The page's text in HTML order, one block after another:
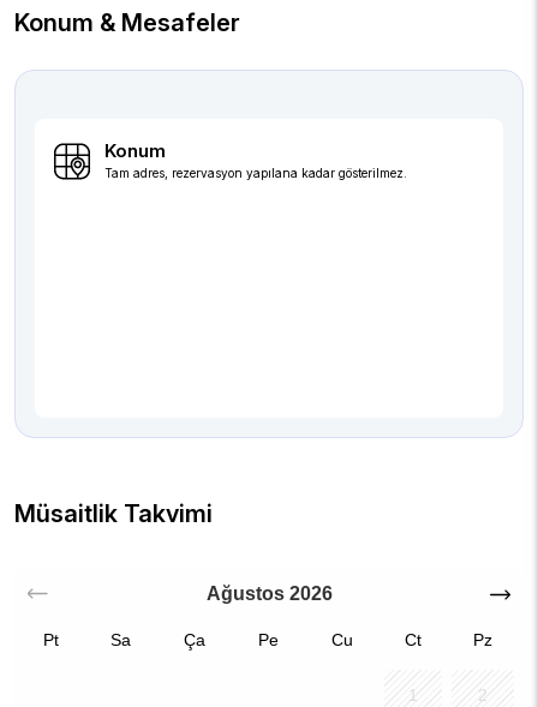
Konum & Mesafeler
Konum
Tam adres, rezervasyon yapılana kadar gösterilmez.
Müsaitlik Takvimi
Ağustos 2026
Pt Sa Ça Pe Cu Ct Pz
1 2